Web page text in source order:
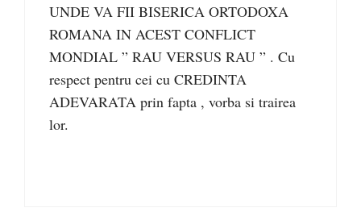
UNDE VA FII BISERICA ORTODOXA
ROMANA IN ACEST CONFLICT
MONDIAL ” RAU VERSUS RAU ” . Cu
respect pentru cei cu CREDINTA
ADEVARATA prin fapta , vorba si trairea
lor.